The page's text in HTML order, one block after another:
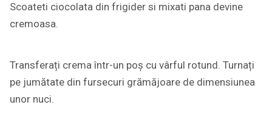
Scoateti ciocolata din frigider si mixati pana devine
cremoasa.
Transferați crema într-un poș cu vârful rotund. Turnați
pe jumătate din fursecuri grămăjoare de dimensiunea
unor nuci.